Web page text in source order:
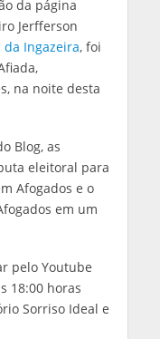
da página
Jerfferson
da Ingazeira, foi
na noite desta
Blog, as
eleitoral para
Afogados e o
em um
pelo Youtube
18:00 horas
Sorriso Ideal e